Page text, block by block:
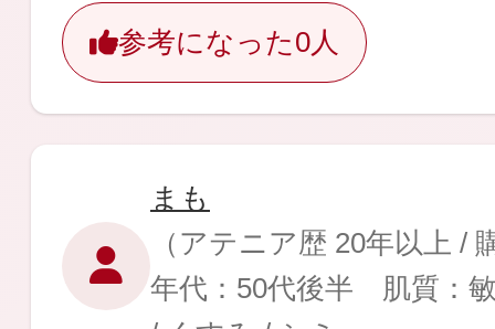
参考になった0人
まも
（アテニア歴 20年以上 /
年代：50代後半 肌質：